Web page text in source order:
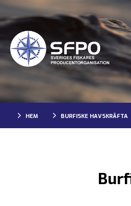
HEM BURFISKE HAVSKRÄFTA